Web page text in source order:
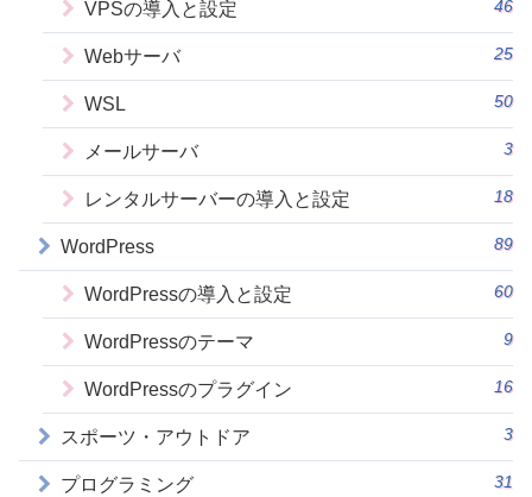
VPSの導入と設定 46
Webサーバ 25
WSL 50
メールサーバ 3
レンタルサーバーの導入と設定 18
WordPress 89
WordPressの導入と設定 60
WordPressのテーマ 9
WordPressのプラグイン 16
スポーツ・アウトドア 3
プログラミング 31